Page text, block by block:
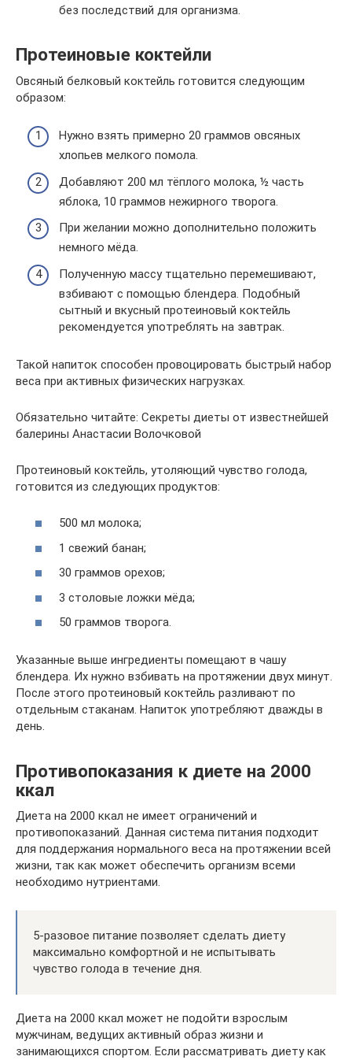
без последствий для организма.
Протеиновые коктейли
Овсяный белковый коктейль готовится следующим
образом:
Нужно взять примерно 20 граммов овсяных
хлопьев мелкого помола.
Добавляют 200 мл тёплого молока, ½ часть
яблока, 10 граммов нежирного творога.
При желании можно дополнительно положить
немного мёда.
Полученную массу тщательно перемешивают,
взбивают с помощью блендера. Подобный
сытный и вкусный протеиновый коктейль
рекомендуется употреблять на завтрак.
Такой напиток способен провоцировать быстрый набор
веса при активных физических нагрузках.
Обязательно читайте: Секреты диеты от известнейшей
балерины Анастасии Волочковой
Протеиновый коктейль, утоляющий чувство голода,
готовится из следующих продуктов:
500 мл молока;
1 свежий банан;
30 граммов орехов;
3 столовые ложки мёда;
50 граммов творога.
Указанные выше ингредиенты помещают в чашу
блендера. Их нужно взбивать на протяжении двух минут.
После этого протеиновый коктейль разливают по
отдельным стаканам. Напиток употребляют дважды в
день.
Противопоказания к диете на 2000
ккал
Диета на 2000 ккал не имеет ограничений и
противопоказаний. Данная система питания подходит
для поддержания нормального веса на протяжении всей
жизни, так как может обеспечить организм всеми
необходимо нутриентами.
5-разовое питание позволяет сделать диету
максимально комфортной и не испытывать
чувство голода в течение дня.
Диета на 2000 ккал может не подойти взрослым
мужчинам, ведущих активный образ жизни и
занимающихся спортом. Если рассматривать диету как